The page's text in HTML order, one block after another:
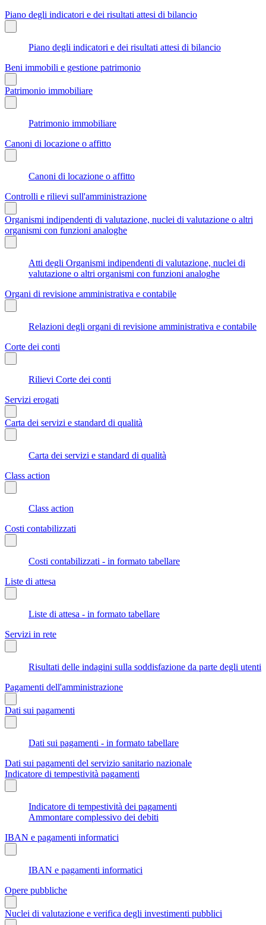
Piano degli indicatori e dei risultati attesi di bilancio
Piano degli indicatori e dei risultati attesi di bilancio
Beni immobili e gestione patrimonio
Patrimonio immobiliare
Patrimonio immobiliare
Canoni di locazione o affitto
Canoni di locazione o affitto
Controlli e rilievi sull'amministrazione
Organismi indipendenti di valutazione, nuclei di valutazione o altri
organismi con funzioni analoghe
Atti degli Organismi indipendenti di valutazione, nuclei di
valutazione o altri organismi con funzioni analoghe
Organi di revisione amministrativa e contabile
Relazioni degli organi di revisione amministrativa e contabile
Corte dei conti
Rilievi Corte dei conti
Servizi erogati
Carta dei servizi e standard di qualità
Carta dei servizi e standard di qualità
Class action
Class action
Costi contabilizzati
Costi contabilizzati - in formato tabellare
Liste di attesa
Liste di attesa - in formato tabellare
Servizi in rete
Risultati delle indagini sulla soddisfazione da parte degli utenti
Pagamenti dell'amministrazione
Dati sui pagamenti
Dati sui pagamenti - in formato tabellare
Dati sui pagamenti del servizio sanitario nazionale
Indicatore di tempestività pagamenti
Indicatore di tempestività dei pagamenti
Ammontare complessivo dei debiti
IBAN e pagamenti informatici
IBAN e pagamenti informatici
Opere pubbliche
Nuclei di valutazione e verifica degli investimenti pubblici